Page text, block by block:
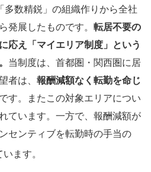
数精鋭」の組織作りから全社
発展したものです。 転居不要の
応え「マイエリア制度」という
当制度は、首都圏・関西圏に居
者は、 報酬減額なく転勤を命じ
す。またこの対象エリアについ
ています。一方で、報酬減額が
センティブを転勤時の手当の
ます。